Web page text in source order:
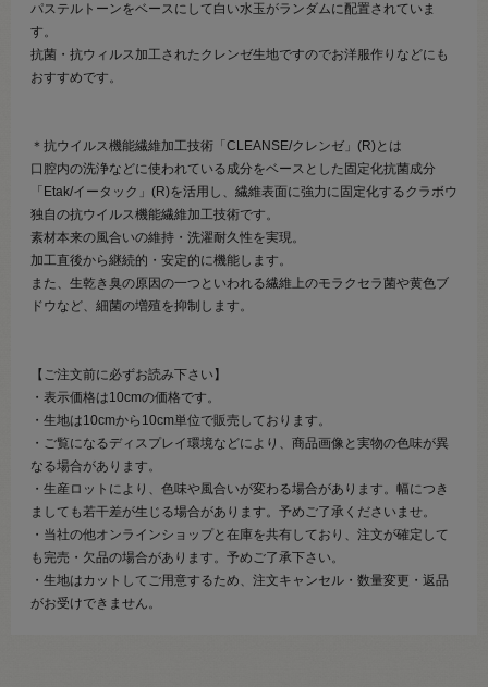
パステルトーンをベースにして白い水玉がランダムに配置されていま
す。
抗菌・抗ウィルス加工されたクレンゼ生地ですのでお洋服作りなどにも
おすすめです。
＊抗ウイルス機能繊維加工技術「CLEANSE/クレンゼ」(R)とは
口腔内の洗浄などに使われている成分をベースとした固定化抗菌成分
「Etak/イータック」(R)を活用し、繊維表面に強力に固定化するクラボウ
独自の抗ウイルス機能繊維加工技術です。
素材本来の風合いの維持・洗濯耐久性を実現。
加工直後から継続的・安定的に機能します。
また、生乾き臭の原因の一つといわれる繊維上のモラクセラ菌や黄色ブ
ドウなど、細菌の増殖を抑制します。
【ご注文前に必ずお読み下さい】
・表示価格は10cmの価格です。
・生地は10cmから10cm単位で販売しております。
・ご覧になるディスプレイ環境などにより、商品画像と実物の色味が異
なる場合があります。
・生産ロットにより、色味や風合いが変わる場合があります。幅につき
ましても若干差が生じる場合があります。予めご了承くださいませ。
・当社の他オンラインショップと在庫を共有しており、注文が確定して
も完売・欠品の場合があります。予めご了承下さい。
・生地はカットしてご用意するため、注文キャンセル・数量変更・返品
がお受けできません。